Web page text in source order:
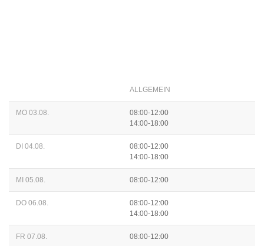
ALLGEMEIN
MO 03.08.
08:00-12:00
14:00-18:00
DI 04.08.
08:00-12:00
14:00-18:00
MI 05.08. 08:00-12:00
DO 06.08.
08:00-12:00
14:00-18:00
FR 07.08. 08:00-12:00